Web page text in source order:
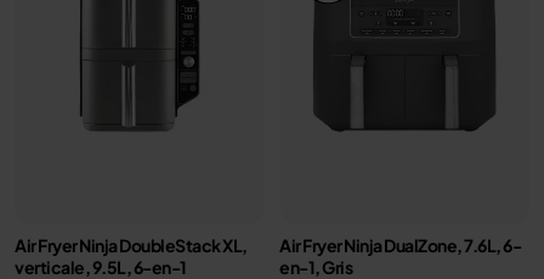
Air Fryer Ninja DoubleStack XL,
verticale, 9.5L, 6-en-1
Air Fryer Ninja DualZone, 7.6L, 6-
en-1, Gris